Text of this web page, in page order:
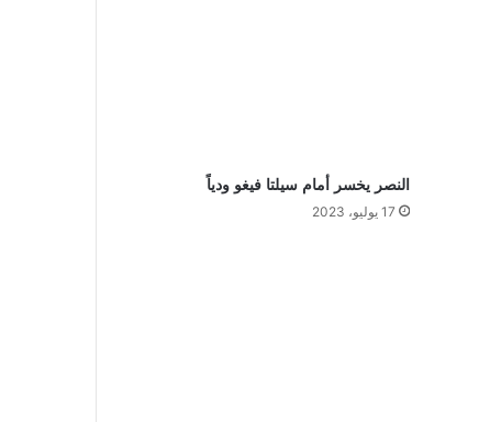
النصر يخسر أمام سيلتا فيغو ودياً
17 يوليو، 2023